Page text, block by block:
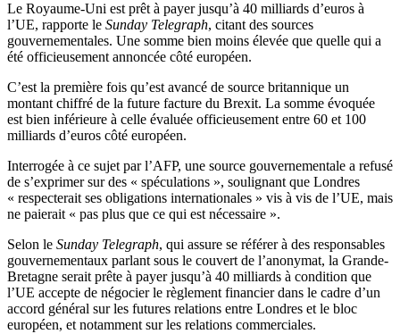
Le Royaume-Uni est prêt à payer jusqu’à 40 milliards d’euros à
l’UE, rapporte le Sunday Telegraph, citant des sources
gouvernementales. Une somme bien moins élevée que quelle qui a
été officieusement annoncée côté européen.
C’est la première fois qu’est avancé de source britannique un
montant chiffré de la future facture du Brexit. La somme évoquée
est bien inférieure à celle évaluée officieusement entre 60 et 100
milliards d’euros côté européen.
Interrogée à ce sujet par l’AFP, une source gouvernementale a refusé
de s’exprimer sur des « spéculations », soulignant que Londres
« respecterait ses obligations internationales » vis à vis de l’UE, mais
ne paierait « pas plus que ce qui est nécessaire ».
Selon le Sunday Telegraph, qui assure se référer à des responsables
gouvernementaux parlant sous le couvert de l’anonymat, la Grande-
Bretagne serait prête à payer jusqu’à 40 milliards à condition que
l’UE accepte de négocier le règlement financier dans le cadre d’un
accord général sur les futures relations entre Londres et le bloc
européen, et notamment sur les relations commerciales.